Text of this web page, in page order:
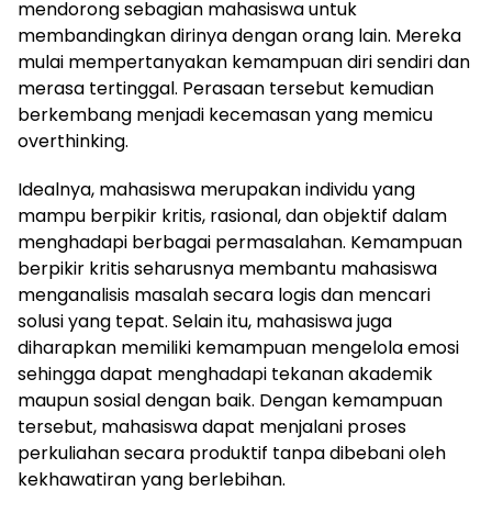
mendorong sebagian mahasiswa untuk
membandingkan dirinya dengan orang lain. Mereka
mulai mempertanyakan kemampuan diri sendiri dan
merasa tertinggal. Perasaan tersebut kemudian
berkembang menjadi kecemasan yang memicu
overthinking.
Idealnya, mahasiswa merupakan individu yang
mampu berpikir kritis, rasional, dan objektif dalam
menghadapi berbagai permasalahan. Kemampuan
berpikir kritis seharusnya membantu mahasiswa
menganalisis masalah secara logis dan mencari
solusi yang tepat. Selain itu, mahasiswa juga
diharapkan memiliki kemampuan mengelola emosi
sehingga dapat menghadapi tekanan akademik
maupun sosial dengan baik. Dengan kemampuan
tersebut, mahasiswa dapat menjalani proses
perkuliahan secara produktif tanpa dibebani oleh
kekhawatiran yang berlebihan.